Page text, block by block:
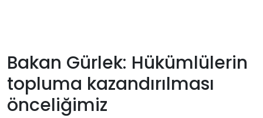
Künye
Giriş
Yap
Bakan Gürlek: Hükümlülerin
topluma kazandırılması
önceliğimiz